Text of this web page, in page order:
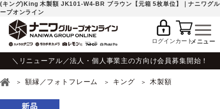
(キング)King 木製額 JK101-W4-BR ブラウン【元箱 5枚単位】｜ナニワグル
ープオンライン
ログインカート
＼リニューアル／法人・個人事業主の方向け会員募集開始！
額縁／フォトフレーム キング 木製額